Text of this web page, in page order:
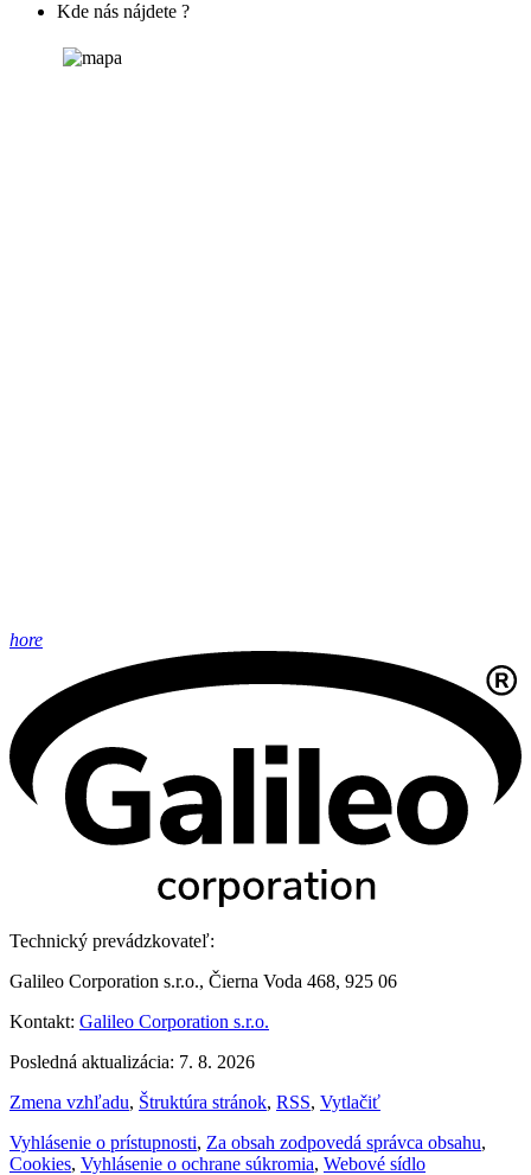
Kde nás nájdete ?
hore
Technický prevádzkovateľ:
Galileo Corporation s.r.o., Čierna Voda 468, 925 06
Kontakt: Galileo Corporation s.r.o.
Posledná aktualizácia: 7. 8. 2026
Zmena vzhľadu, Štruktúra stránok, RSS, Vytlačiť
Vyhlásenie o prístupnosti, Za obsah zodpovedá správca obsahu,
Cookies, Vyhlásenie o ochrane súkromia, Webové sídlo